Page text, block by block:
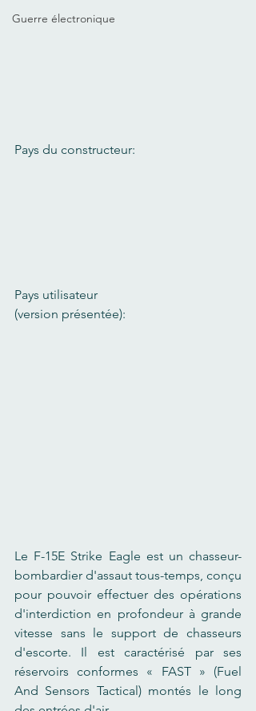
Guerre électronique
Pays du constructeur:
Pays utilisateur
(version présentée):
Le F-15E Strike Eagle est un chasseur-
bombardier d'assaut tous-temps, conçu
pour pouvoir effectuer des opérations
d'interdiction en profondeur à grande
vitesse sans le support de chasseurs
d'escorte. Il est caractérisé par ses
réservoirs conformes « FAST » (Fuel
And Sensors Tactical) montés le long